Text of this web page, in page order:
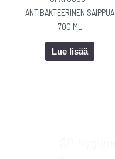
ANTIBAKTEERINEN SAIPPUA
700 ML
Lue lisää